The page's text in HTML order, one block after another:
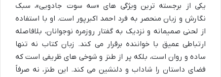
یکی از برجسته ترین ویژگی های «سه سوت جادویی»، سبک
نگارش و زبان منحصر به فرد احمد اکبرپور است. او با استفاده
از لحنی صمیمانه و نزدیک به گفتار روزمره نوجوانان، بلافاصله
ارتباطی عمیق با خواننده برقرار می کند. زبان کتاب نه تنها
ساده و روان است، بلکه پر از طنز و شوخی های ظریفی است که
فضای داستان را شاداب و دلنشین می کند. این طنز، نه صرفاً